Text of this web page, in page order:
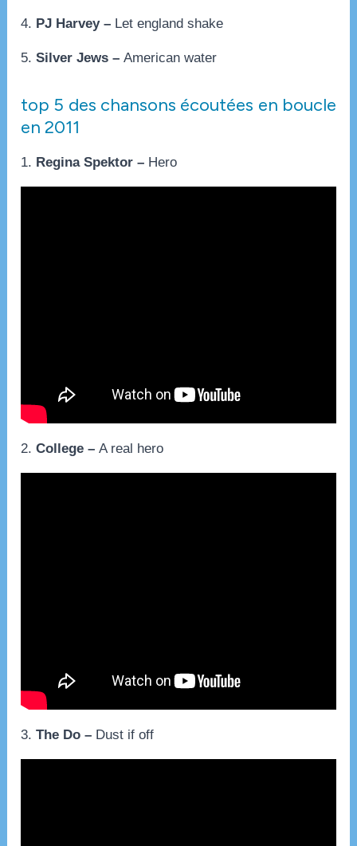
4. PJ Harvey – Let england shake
5.Silver Jews –American water
top 5 des chansons écoutées en boucle
en 2011
1. Regina Spektor – Hero
2.College –A real hero
3.The Do – Dust if off